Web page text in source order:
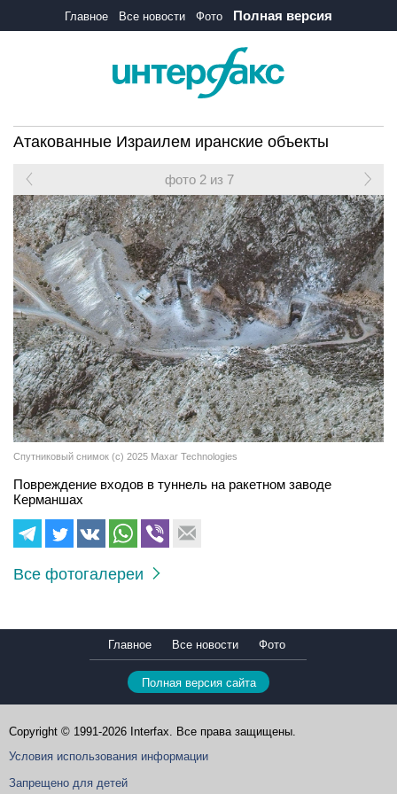
Главное Все новости Фото Полная версия
Атакованные Израилем иранские объекты
фото 2 из 7
Спутниковый снимок (c) 2025 Maxar Technologies
Повреждение входов в туннель на ракетном заводе
Керманшах
Все фотогалереи
Главное Все новости Фото
Полная версия сайта
Copyright © 1991-2026 Interfax. Все права защищены.
Условия использования информации
Запрещено для детей